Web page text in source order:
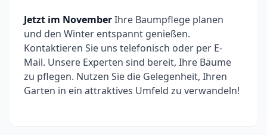
Jetzt im NovemberIhre Baumpflege planen
und den Winter entspannt genießen.
Kontaktieren Sie uns telefonisch oder per E-
Mail. Unsere Experten sind bereit, Ihre Bäume
zu pflegen. Nutzen Sie die Gelegenheit, Ihren
Garten in ein attraktives Umfeld zu verwandeln!